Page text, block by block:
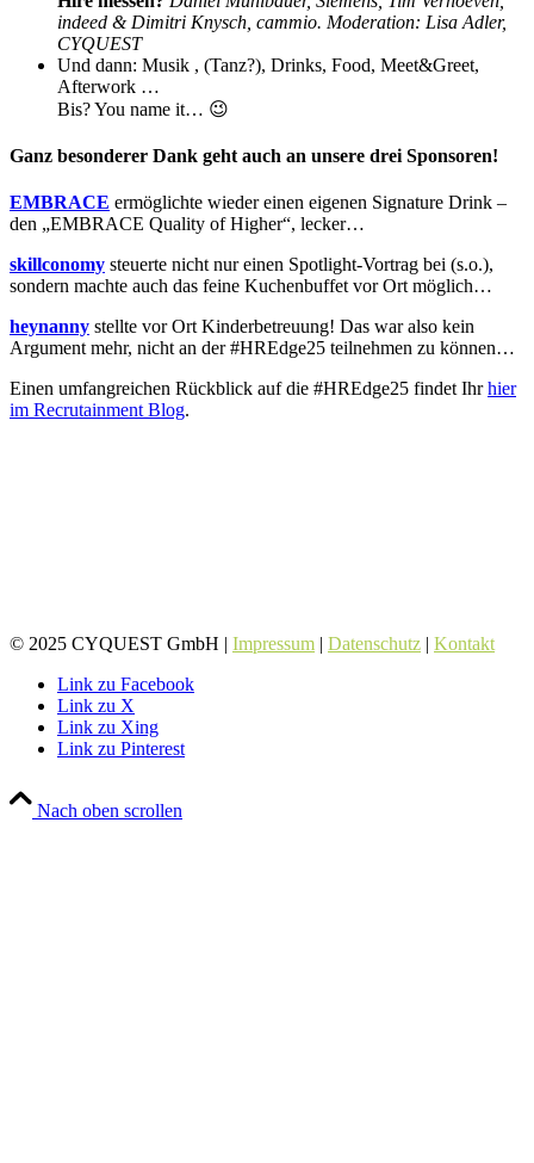
indeed & Dimitri Knysch, cammio. Moderation: Lisa Adler,
CYQUEST
Und dann: Musik , (Tanz?), Drinks, Food, Meet&Greet,
Afterwork …
Bis? You name it… 😉
Ganz besonderer Dank geht auch an unsere drei Sponsoren!
EMBRACE ermöglichte wieder einen eigenen Signature Drink –
den „EMBRACE Quality of Higher“, lecker…
skillconomy steuerte nicht nur einen Spotlight-Vortrag bei (s.o.),
sondern machte auch das feine Kuchenbuffet vor Ort möglich…
heynanny stellte vor Ort Kinderbetreuung! Das war also kein
Argument mehr, nicht an der #HREdge25 teilnehmen zu können…
Einen umfangreichen Rückblick auf die #HREdge25 findet Ihrhier
im Recrutainment Blog.
© 2025 CYQUEST GmbH | Impressum | Datenschutz | Kontakt
Link zu Facebook
Link zu X
Link zu Xing
Link zu Pinterest
Nach oben scrollen